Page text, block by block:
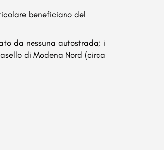
beneficiano del
da nessuna autostrada; i
di Modena Nord (circa